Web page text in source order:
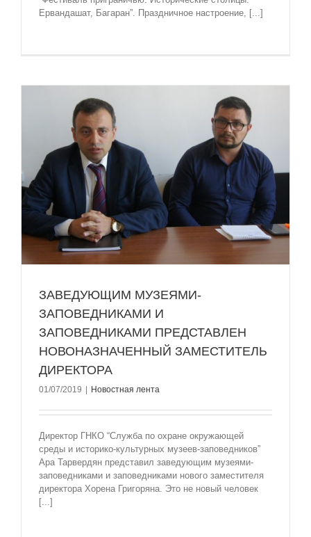
Ервандашат, Багаран”. Праздничное настроение, [...]
ЗАВЕДУЮЩИМ МУЗЕЯМИ-
ЗАПОВЕДНИКАМИ И
ЗАПОВЕДНИКАМИ ПРЕДСТАВЛЕН
НОВОНАЗНАЧЕННЫЙ ЗАМЕСТИТЕЛЬ
ДИРЕКТОРА
01/07/2019 Новостная лента
Директор ГНКО “Служба по охране окружающей
среды и историко-культурных музеев-заповедников”
Ара Тарвердян представил заведующим музеями-
заповедниками и заповедниками нового заместителя
директора Хорена Григоряна. Это не новый человек
[...]